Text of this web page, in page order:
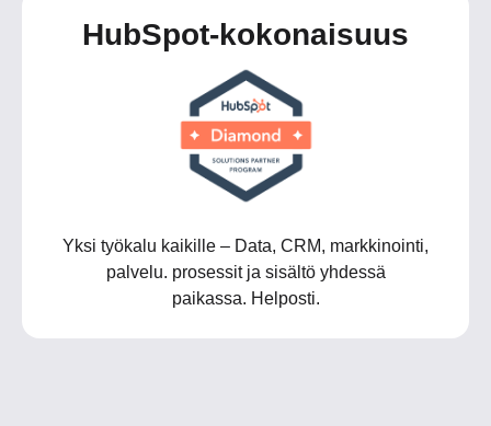
HubSpot-kokonaisuus
Yksi työkalu kaikille – Data, CRM, markkinointi,
palvelu. prosessit ja sisältö yhdessä
paikassa. Helposti.